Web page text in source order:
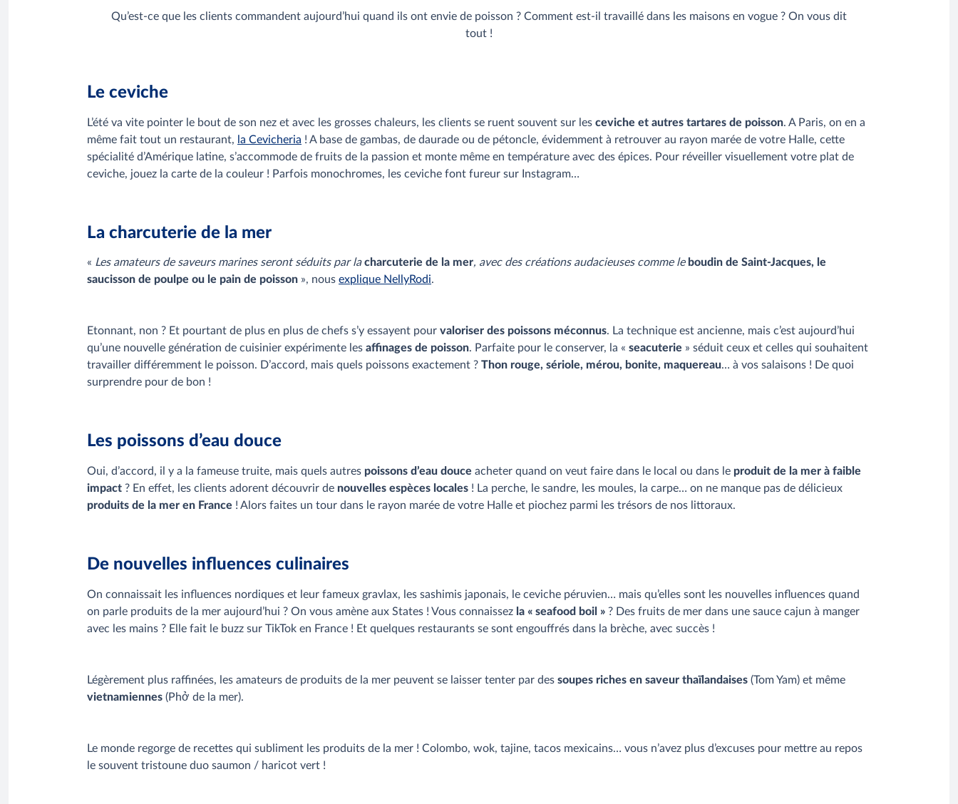
Qu’est-ce que les clients commandent aujourd’hui quand ils ont envie de poisson ? Comment est-il travaillé dans les maisons en vogue ? On vous dit
tout !
Le ceviche
L’été va vite pointer le bout de son nez et avec les grosses chaleurs, les clients se ruent souvent sur les ceviche et autres tartares de poisson. A Paris, on en a
même fait tout un restaurant, la Cevicheria ! A base de gambas, de daurade ou de pétoncle, évidemment à retrouver au rayon marée de votre Halle, cette
spécialité d’Amérique latine, s’accommode de fruits de la passion et monte même en température avec des épices. Pour réveiller visuellement votre plat de
ceviche, jouez la carte de la couleur ! Parfois monochromes, les ceviche font fureur sur Instagram…
La charcuterie de la mer
« Les amateurs de saveurs marines seront séduits par lacharcuterie de la mer, avec des créations audacieuses comme le boudin de Saint-Jacques, le
saucisson de poulpe ou le pain de poisson », nous explique NellyRodi.
Etonnant, non ? Et pourtant de plus en plus de chefs s’y essayent pour valoriser des poissons méconnus. La technique est ancienne, mais c’est aujourd’hui
qu’une nouvelle génération de cuisinier expérimente les affinages de poisson. Parfaite pour le conserver, la « seacuterie » séduit ceux et celles qui souhaitent
travailler différemment le poisson. D’accord, mais quels poissons exactement ? Thon rouge, sériole, mérou, bonite, maquereau… à vos salaisons ! De quoi
surprendre pour de bon !
Les poissons d’eau douce
Oui, d’accord, il y a la fameuse truite, mais quels autres poissons d’eau douce acheter quand on veut faire dans le local ou dans le produit de la mer à faible
impact ? En effet, les clients adorent découvrir de nouvelles espèces locales ! La perche, le sandre, les moules, la carpe… on ne manque pas de délicieux
produits de la mer en France ! Alors faites un tour dans le rayon marée de votre Halle et piochez parmi les trésors de nos littoraux.
De nouvelles influences culinaires
On connaissait les influences nordiques et leur fameux gravlax, les sashimis japonais, le ceviche péruvien… mais qu’elles sont les nouvelles influences quand
on parle produits de la mer aujourd’hui ? On vous amène aux States ! Vous connaissez la « seafood boil » ? Des fruits de mer dans une sauce cajun à manger
avec les mains ? Elle fait le buzz sur TikTok en France ! Et quelques restaurants se sont engouffrés dans la brèche, avec succès !
Légèrement plus raffinées, les amateurs de produits de la mer peuvent se laisser tenter par des soupes riches en saveur thaïlandaises (Tom Yam) et même
vietnamiennes (Phở de la mer).
Le monde regorge de recettes qui subliment les produits de la mer ! Colombo, wok, tajine, tacos mexicains… vous n’avez plus d’excuses pour mettre au repos
le souvent tristoune duo saumon / haricot vert !